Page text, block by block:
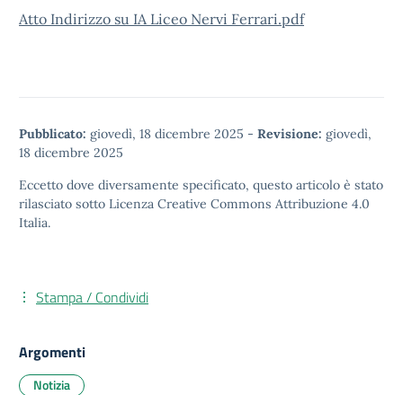
Atto Indirizzo su IA Liceo Nervi Ferrari.pdf
Pubblicato: giovedì, 18 dicembre 2025 - Revisione: giovedì,
18 dicembre 2025
Eccetto dove diversamente specificato, questo articolo è stato
rilasciato sotto Licenza Creative Commons Attribuzione 4.0
Italia.
Stampa / Condividi
Argomenti
Notizia